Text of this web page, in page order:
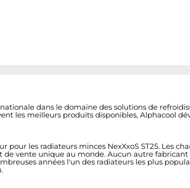
dans le domaine des solutions de
les meilleurs produits disponibles, Alphacool
les radiateurs minces NexXxoS ST25. Les
vente unique au monde. Aucun autre
années l'un des radiateurs les plus